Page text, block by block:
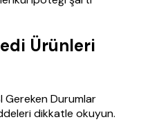
Ürünleri
Gereken Durumlar
dikkatle okuyun.